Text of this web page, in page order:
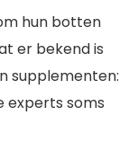
hun botten
er bekend is
supplementen:
experts soms